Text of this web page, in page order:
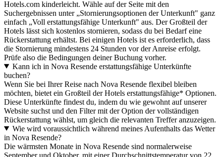
Hotels.com kinderleicht. Wähle auf der Seite mit den
Suchergebnissen unter „Stornierungsoptionen der Unterkunft" ganz
einfach „Voll erstattungsfähige Unterkunft" aus. Der Großteil der
Hotels lässt sich kostenlos stornieren, sodass du bei Bedarf eine
Rückerstattung erhältst. Bei einigen Hotels ist es erforderlich, dass
die Stornierung mindestens 24 Stunden vor der Anreise erfolgt.
Prüfe also die Bedingungen deiner Buchung vorher.
Kann ich in Nova Resende erstattungsfähige Unterkünfte
buchen?
Wenn Sie bei Ihrer Reise nach Nova Resende flexibel bleiben
möchten, bietet ein Großteil der Hotels erstattungsfähige* Optionen.
Diese Unterkünfte findest du, indem du wie gewohnt auf unserer
Website suchst und den Filter mit der Option der vollständigen
Rückerstattung wählst, um gleich die relevanten Treffer anzuzeigen.
Wie wird voraussichtlich während meines Aufenthalts das Wetter
in Nova Resende?
Die wärmsten Monate in Nova Resende sind normalerweise
September und Oktober, mit einer Durchschnittstemperatur von 22